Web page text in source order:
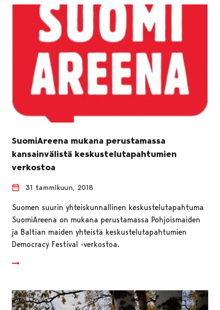
SuomiAreena mukana perustamassa
kansainvälistä keskustelutapahtumien
verkostoa
31 tammikuun, 2018
Suomen suurin yhteiskunnallinen keskustelutapahtuma
SuomiAreena on mukana perustamassa Pohjoismaiden
ja Baltian maiden yhteistä keskustelutapahtumien
Democracy Festival -verkostoa.